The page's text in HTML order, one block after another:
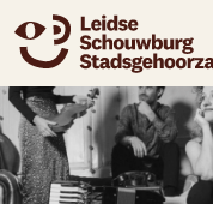
naar agenda